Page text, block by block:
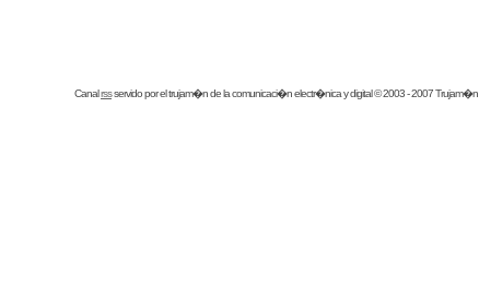
Canalrssservido por eltrujam�nde la comunicaci�n electr�nica y digital © 2003 - 2007 Trujam�n